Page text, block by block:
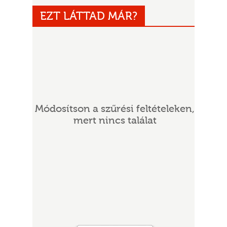
EZT LÁTTAD MÁR?
Módosítson a szűrési feltételeken,
mert nincs találat